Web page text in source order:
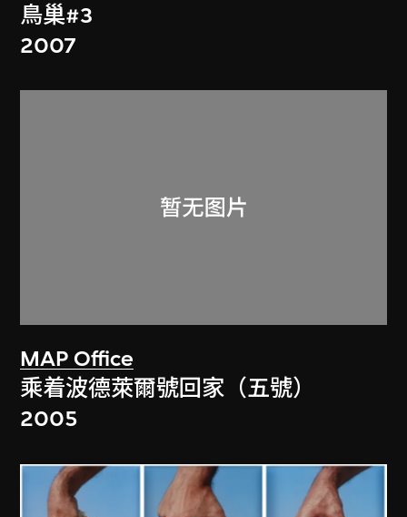
鳥巢#3
2007
MAP Office
乘着波德萊爾號回家（五號）
2005